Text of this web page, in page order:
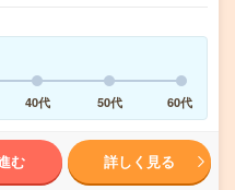
40代 50代 60代
む 詳しく見る